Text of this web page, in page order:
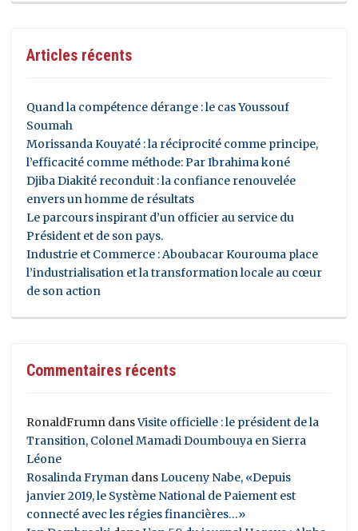
Articles récents
Quand la compétence dérange : le cas Youssouf
Soumah
Morissanda Kouyaté : la réciprocité comme principe,
l’efficacité comme méthode: Par Ibrahima koné
Djiba Diakité reconduit : la confiance renouvelée
envers un homme de résultats
Le parcours inspirant d’un officier au service du
Président et de son pays.
Industrie et Commerce : Aboubacar Kourouma place
l’industrialisation et la transformation locale au cœur
de son action
Commentaires récents
RonaldFrumn dansVisite officielle : le président de la
Transition, Colonel Mamadi Doumbouya en Sierra
Léone
Rosalinda Fryman dansLouceny Nabe, «Depuis
janvier 2019, le Système National de Paiement est
connecté avec les régies financières…»